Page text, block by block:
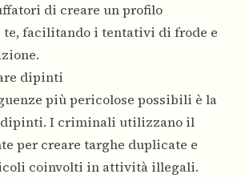
di creare un profilo
te, facilitando i tentativi di frode e
dipinti
più pericolose possibili è la
I criminali utilizzano il
per creare targhe duplicate e
coinvolti in attività illegali.